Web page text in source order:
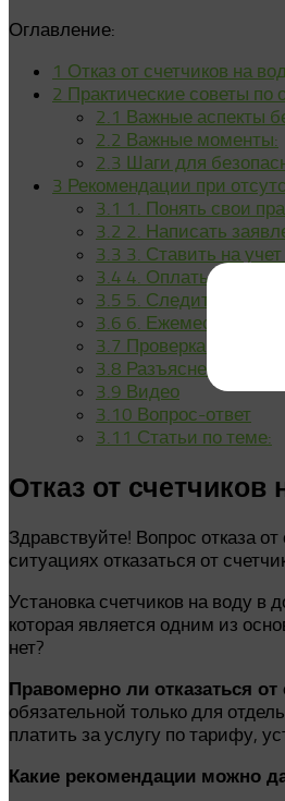
Оглавление:
1 Отказ от счетчиков на
2 Практические советы по
2.1 Важные аспекты
2.2 Важные моменты:
2.3 Шаги для
3 Рекомендации при
3.1 1. Понять свои
3.2 2. Написать
3.3 3. Ставить на
3.4 4. Оплаты за услуги
3.5 5. Следить за
3.6 6. Ежемесячно
3.7 Проверка и
3.8 Разъяснение
3.9 Видео
3.10 Вопрос-ответ
3.11 Статьи по теме:
Отказ от
Здравствуйте! Вопрос отказа
ситуациях отказаться от
Установка счетчиков на воду в
которая является одним из
нет?
Правомерно ли отказаться
обязательной только для
платить за услугу по тарифу,
Какие рекомендации можно